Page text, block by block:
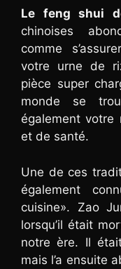
Le feng shui
chinoises
comme
votre urne de
pièce super
monde se
également votre
et de santé.
Une de ces
également
cuisine». Zao
lorsqu’il était
notre ère. Il
mais l’a ensuite